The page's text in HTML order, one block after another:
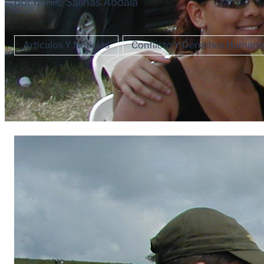
Artículos Y Noticias Conflicto Y Derechos